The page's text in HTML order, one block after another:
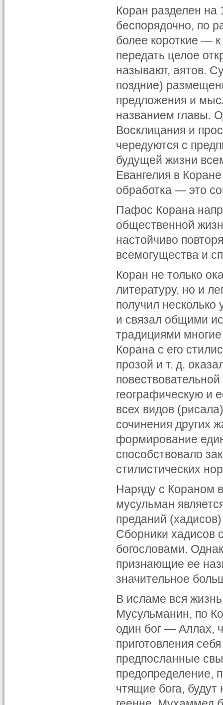
Коран разделен на
беспорядочно, по
более короткие —
передать целое
называют, аятов.
поздние)
предложения и
названием главы.
Восклицания и
чередуются с
будущей жизни
Евангелия в
обработка — это
Пафос Корана
общественной
настойчиво
всемогущества и
Коран не только
литературу, но и
получил
и связал общими
традициями
Корана с его
прозой и т. д.
географическую и
всех видов
сочинения других
формирование
способствовало
стилистических
Наряду с Кораном
мусульман
преданий
Сборники хадисов
богословами.
признающие ее
значительное
В исламе вся
Мусульманин, по
один бог — Аллах,
приготовления
предпосланные
предопределение,
чтящие бога,